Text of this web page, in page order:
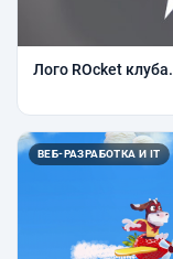
Лого ROcket клуба.
ВЕБ-РАЗРАБОТКА И IT